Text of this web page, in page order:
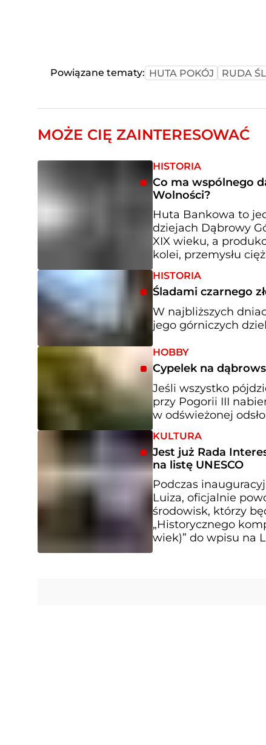
Powiązane tematy: HUTA POKÓJ RUDA
MOŻE CIĘ ZAINTERESOWAĆ
HISTORIA
Co ma wspólnego
Wolności?
Huta Bankowa to
dziejach Dąbrowy
XIX wieku, a
kolei, przemysłu
HISTORIA
Śladami czarnego
W najbliższych
jego górniczych
HOBBY
Cypelek na
Jeśli wszystko
przy Pogorii III
w odświeżonej
KULTURA
Jest już Rada
na listę UNESCO
Podczas
Luiza, oficjalnie
środowisk, którzy
„Historycznego
wiek)” do wpisu na